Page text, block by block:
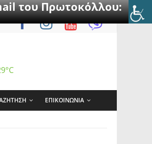
του Πρωτοκόλλου:
ΕΠΙΚΟΙΝΩΝΙΑ